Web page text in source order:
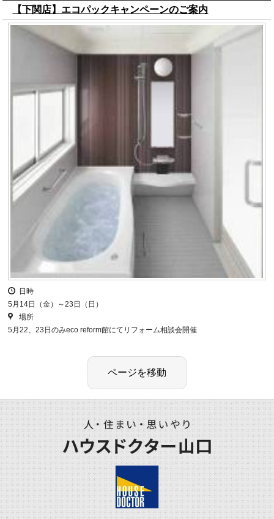
【下関店】エコパックキャンペーンのご案内
日時
5月14日（金）～23日（日）
場所
5月22、23日のみeco reform館にてリフォーム相談会開催